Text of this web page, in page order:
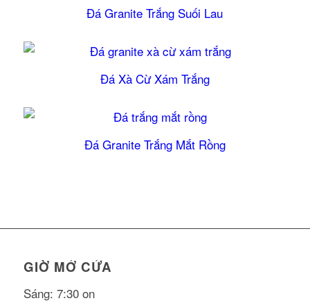
Đá Granite Trắng Suối Lau
Đá Xà Cừ Xám Trắng
Đá Granite Trắng Mắt Rồng
GIỜ MỞ CỬA
Sáng: 7:30 on